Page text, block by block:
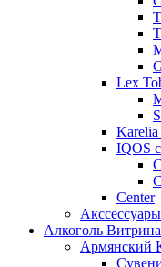
Lex
Karelia
IQOS
Сenter
Акссессуары
Алкоголь
Армянский